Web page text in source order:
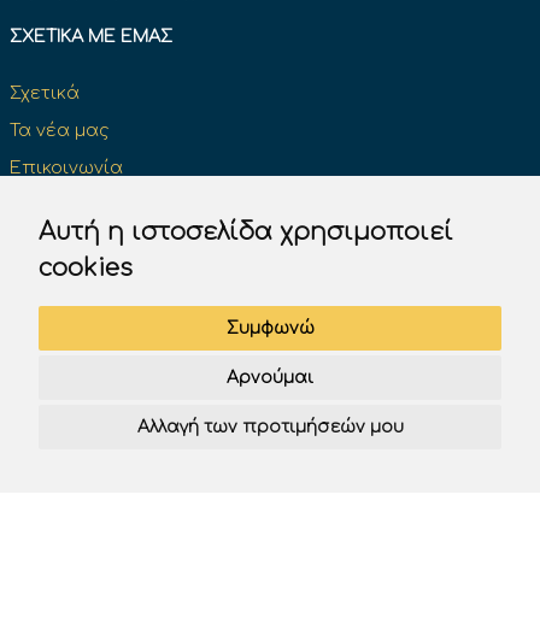
Αυτή η ιστοσελίδα χρησιμοποιεί
cookies
Συμφωνώ
Αρνούμαι
Αλλαγή των προτιμήσεών μου
ΣΧΕΤΙΚΆ ΜΕ ΕΜΆΣ
Σχετικά
Τα νέα μας
Επικοινωνία
ΔΊΠΛΩΜΑ ΟΔΉΓΗΣΗΣ
Επίσημα βιβλία του Κ.Ο.Κ
Test K.O.K. Υπουργείου